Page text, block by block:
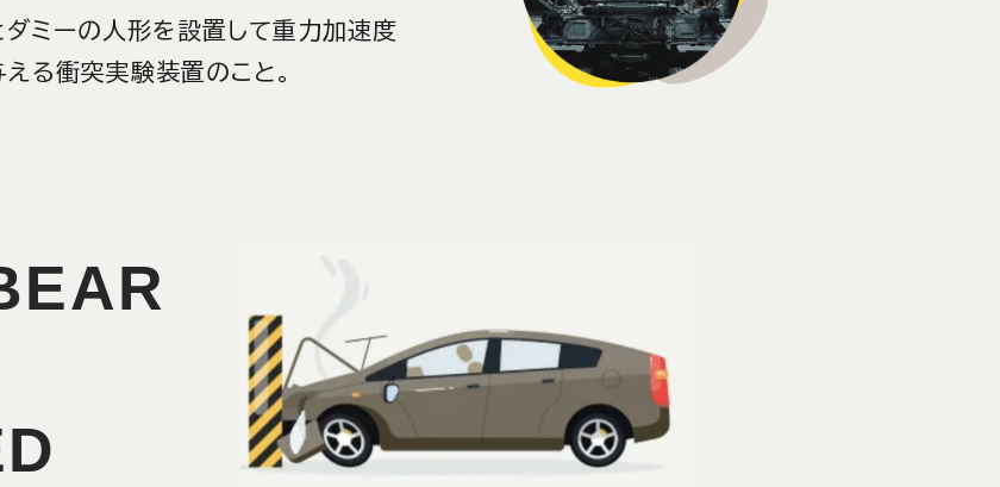
ミーの人形を設置して重力加速度
る衝突実験装置のこと。